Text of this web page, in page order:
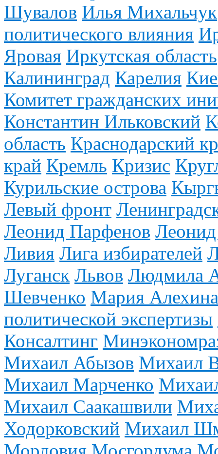
Шувалов Илья Михальчук
политического влияния
Яровая Иркутская область
Калининград Карелия
Комитет гражданских
Константин Ильковский
область Краснодарский
край Кремль Кризис
Курильские острова
Левый фронт
Леонид Парфенов
Ливия Лига избирателей
Луганск Львов Людмила
Шевченко Мария Алехина
политической экспертизы
Консалтинг
Михаил Абызов Михаил
Михаил Марченко
Михаил Саакашвили
Ходорковский Михаил